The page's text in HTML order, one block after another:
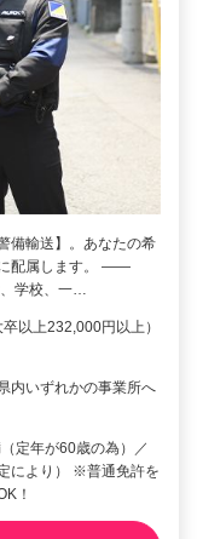
備輸送】。あなたの希
配属します。 ――
学校、一…
以上232,000円以上）
内いずれかの事業所へ
定年が60歳の為）／
により） ※普通免許を
！